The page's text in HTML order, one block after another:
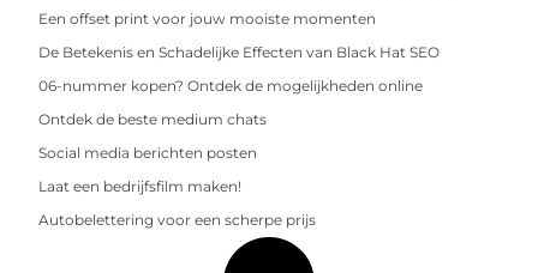
Een offset print voor jouw mooiste momenten
De Betekenis en Schadelijke Effecten van Black Hat SEO
06-nummer kopen? Ontdek de mogelijkheden online
Ontdek de beste medium chats
Social media berichten posten
Laat een bedrijfsfilm maken!
Autobelettering voor een scherpe prijs